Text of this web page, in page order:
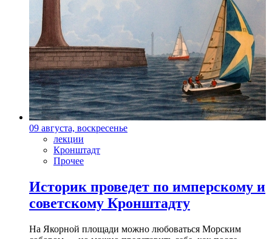
09 августа, воскресенье
лекции
Кронштадт
Прочее
Историк проведет по имперскому и
советскому Кронштадту
На Якорной площади можно любоваться Морским